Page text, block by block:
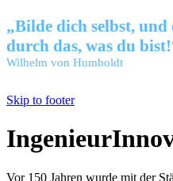
„Bilde dich selbst,
durch das, was du
Wilhelm von Humboldt
Skip to footer
Vor 150 Jahren wurde mit der